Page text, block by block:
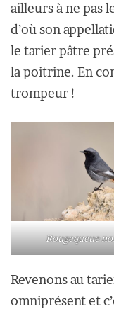
ailleurs à ne pas
d’où son
le tarier pâtre
la poitrine. En
trompeur !
Rougequeue
Revenons au
omniprésent et